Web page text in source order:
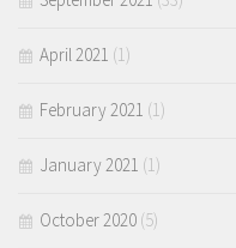
April 2021 (1)
February 2021 (1)
January 2021 (1)
October 2020 (5)